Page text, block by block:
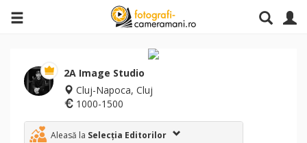
2A Image Studio
Cluj-Napoca, Cluj
1000-1500
Aleasă la Selecția Editorilor